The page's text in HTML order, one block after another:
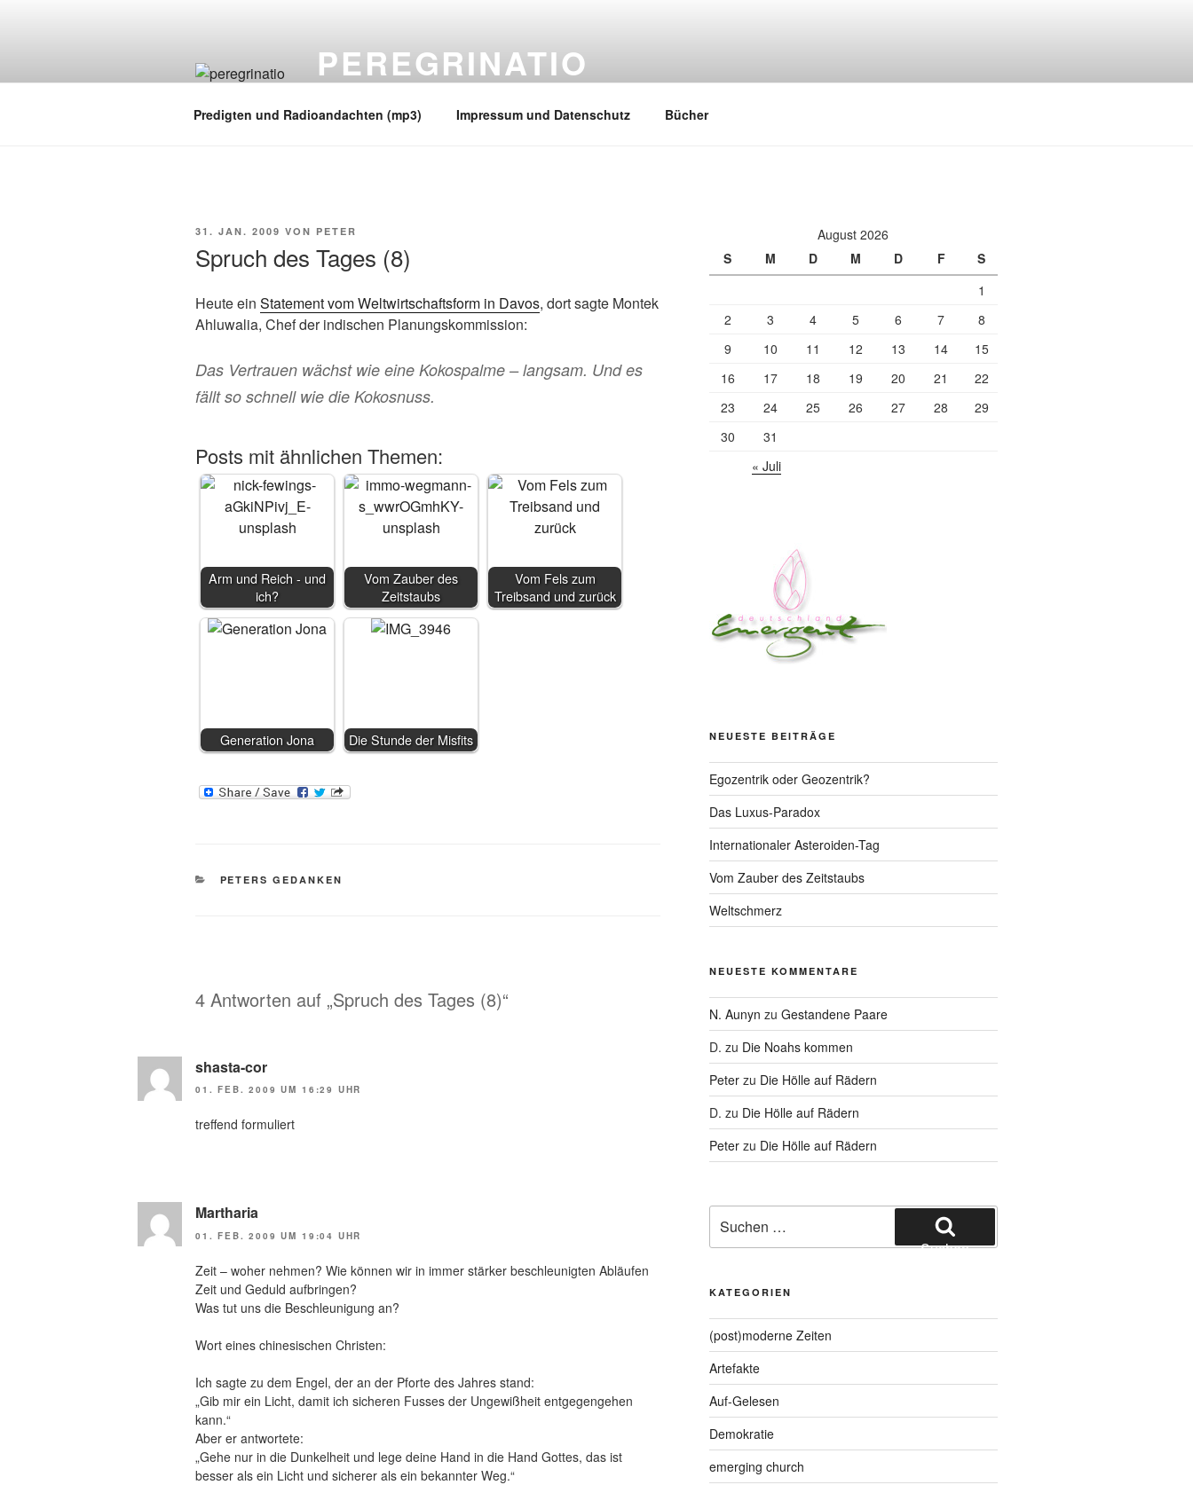
PEREGRINATIO
Predigten und Radioandachten (mp3) Impressum und Datenschutz Bücher
VERÖFFENTLICHT
31. JAN. 2009 VON PETER
Spruch des Tages (8)
Heute ein Statement vom Weltwirtschaftsform in Davos, dort sagte Montek
Ahluwalia, Chef der indischen Planungskommission:
Das Vertrauen wächst wie eine Kokospalme – langsam. Und es
fällt so schnell wie die Kokosnuss.
Posts mit ähnlichen Themen:
Arm und Reich - und
ich?
Vom Zauber des
Zeitstaubs
Vom Fels zum
Treibsand und zurück
Generation Jona Die Stunde der Misfits
KATEGORIEN
PETERS GEDANKEN
4 Antworten auf „Spruch des Tages (8)“
shasta-cor
01. FEB. 2009 UM 16:29 UHR
treffend formuliert
Martharia
01. FEB. 2009 UM 19:04 UHR
Zeit – woher nehmen? Wie können wir in immer stärker beschleunigten Abläufen
Zeit und Geduld aufbringen?
Was tut uns die Beschleunigung an?
Wort eines chinesischen Christen:
Ich sagte zu dem Engel, der an der Pforte des Jahres stand:
„Gib mir ein Licht, damit ich sicheren Fusses der Ungewißheit entgegengehen
kann.“
Aber er antwortete:
„Gehe nur in die Dunkelheit und lege deine Hand in die Hand Gottes, das ist
besser als ein Licht und sicherer als ein bekannter Weg.“
August 2026
S
M D M D F
S
1
2
3 4 5 6 7
8
9
10 11 12 13 14
15
16
17 18 19 20 21
22
23
24 25 26 27 28
29
30
31
« Juli
NEUESTE BEITRÄGE
Egozentrik oder Geozentrik?
Das Luxus-Paradox
Internationaler Asteroiden-Tag
Vom Zauber des Zeitstaubs
Weltschmerz
NEUESTE KOMMENTARE
N. Aunyn zu Gestandene Paare
D. zu Die Noahs kommen
Peterzu Die Hölle auf Rädern
D. zu Die Hölle auf Rädern
Peterzu Die Hölle auf Rädern
nach:
Suchen
KATEGORIEN
(post)moderne Zeiten
Artefakte
Auf-Gelesen
Demokratie
emerging church